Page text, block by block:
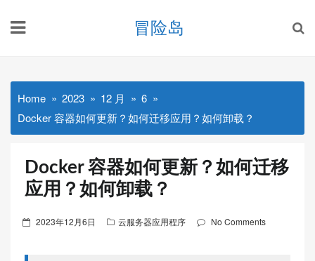
冒险岛
Home 2023 12 月
6
Docker 容器如何更新？如何迁移应用？如何卸载？
Docker 容器如何更新？如何迁移
应用？如何卸载？
Posted
2023年12月6日 云服务器应用程序 No Comments